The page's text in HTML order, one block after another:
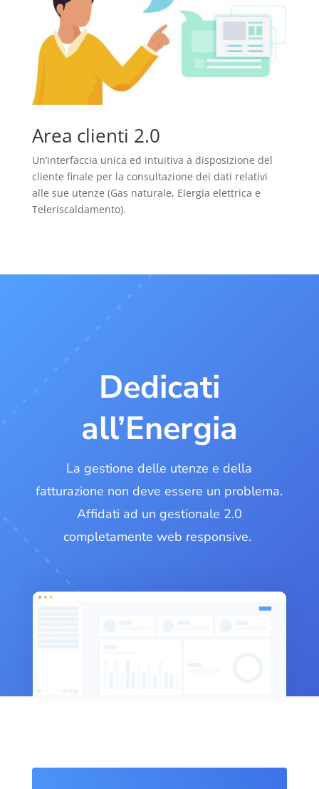
Area clienti 2.0
Un’interfaccia unica ed intuitiva a disposizione del
cliente finale per la consultazione dei dati relativi
alle sue utenze (Gas naturale, Elergia elettrica e
Teleriscaldamento).
Dedicati
all’Energia
La gestione delle utenze e della
fatturazione non deve essere un problema.
Affidati ad un gestionale 2.0
completamente web responsive.